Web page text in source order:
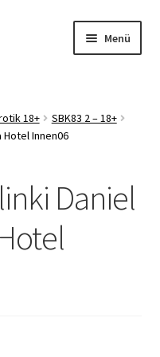
Menü
18+
SBK83 2 – 18+
Hotel Innen06
Daniel